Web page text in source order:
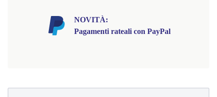
NOVITÀ:
Pagamenti rateali con PayPal